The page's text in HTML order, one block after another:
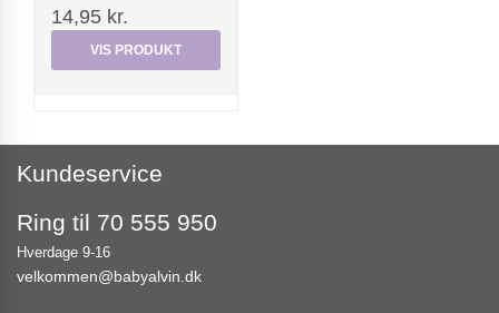
14,95 kr.
VIS PRODUKT
Kundeservice
Ring til 70 555 950
Hverdage 9-16
velkommen@babyalvin.dk